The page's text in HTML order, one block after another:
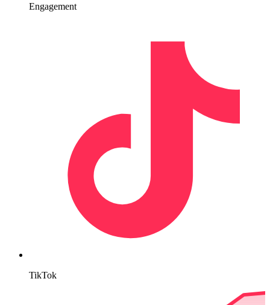
Engagement
TikTok